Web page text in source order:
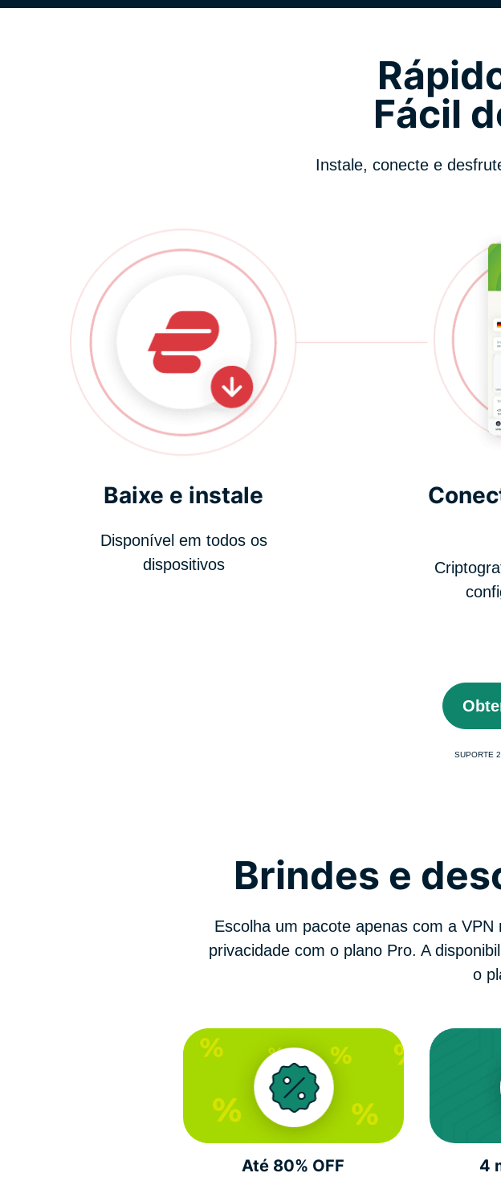
Fácil
Instale, conecte e
Baixe e instale
Disponível em todos os
dispositivos
SUPORTE
Brindes e
Escolha um pacote apenas com a
privacidade com o plano Pro. A
o
Até 80% OFF 4